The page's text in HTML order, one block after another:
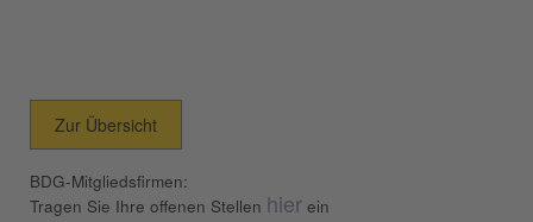
Zur Übersicht
BDG-Mitgliedsfirmen:
Tragen Sie Ihre offenen Stellen hier ein